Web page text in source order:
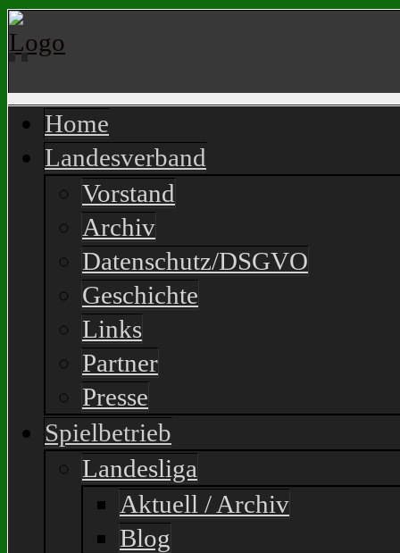
Home
Landesverband
Vorstand
Archiv
Datenschutz/DSGVO
Geschichte
Links
Partner
Presse
Spielbetrieb
Landesliga
Aktuell / Archiv
Blog